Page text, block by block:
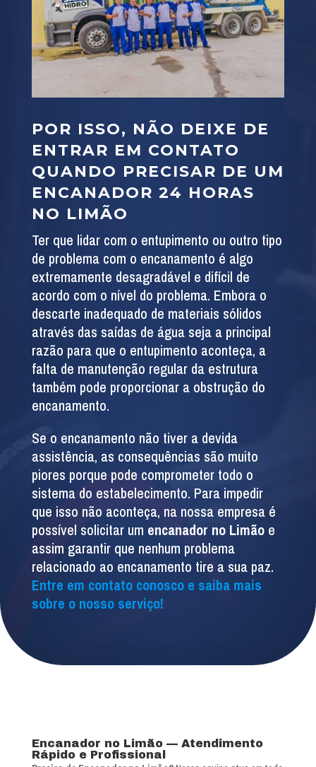
POR ISSO, NÃO DEIXE DE
ENTRAR EM CONTATO
QUANDO PRECISAR DE UM
ENCANADOR 24 HORAS
NO LIMÃO
Ter que lidar com o entupimento ou outro tipo
de problema com o encanamento é algo
extremamente desagradável e difícil de
acordo com o nível do problema. Embora o
descarte inadequado de materiais sólidos
através das saídas de água seja a principal
razão para que o entupimento aconteça, a
falta de manutenção regular da estrutura
também pode proporcionar a obstrução do
encanamento.
Se o encanamento não tiver a devida
assistência, as consequências são muito
piores porque pode comprometer todo o
sistema do estabelecimento. Para impedir
que isso não aconteça, na nossa empresa é
possível solicitar um encanador no Limãoe
assim garantir que nenhum problema
relacionado ao encanamento tire a sua paz.
Entre em contato conosco e saiba mais
sobre o nosso serviço!
Encanador no Limão — Atendimento
Rápido e Profissional